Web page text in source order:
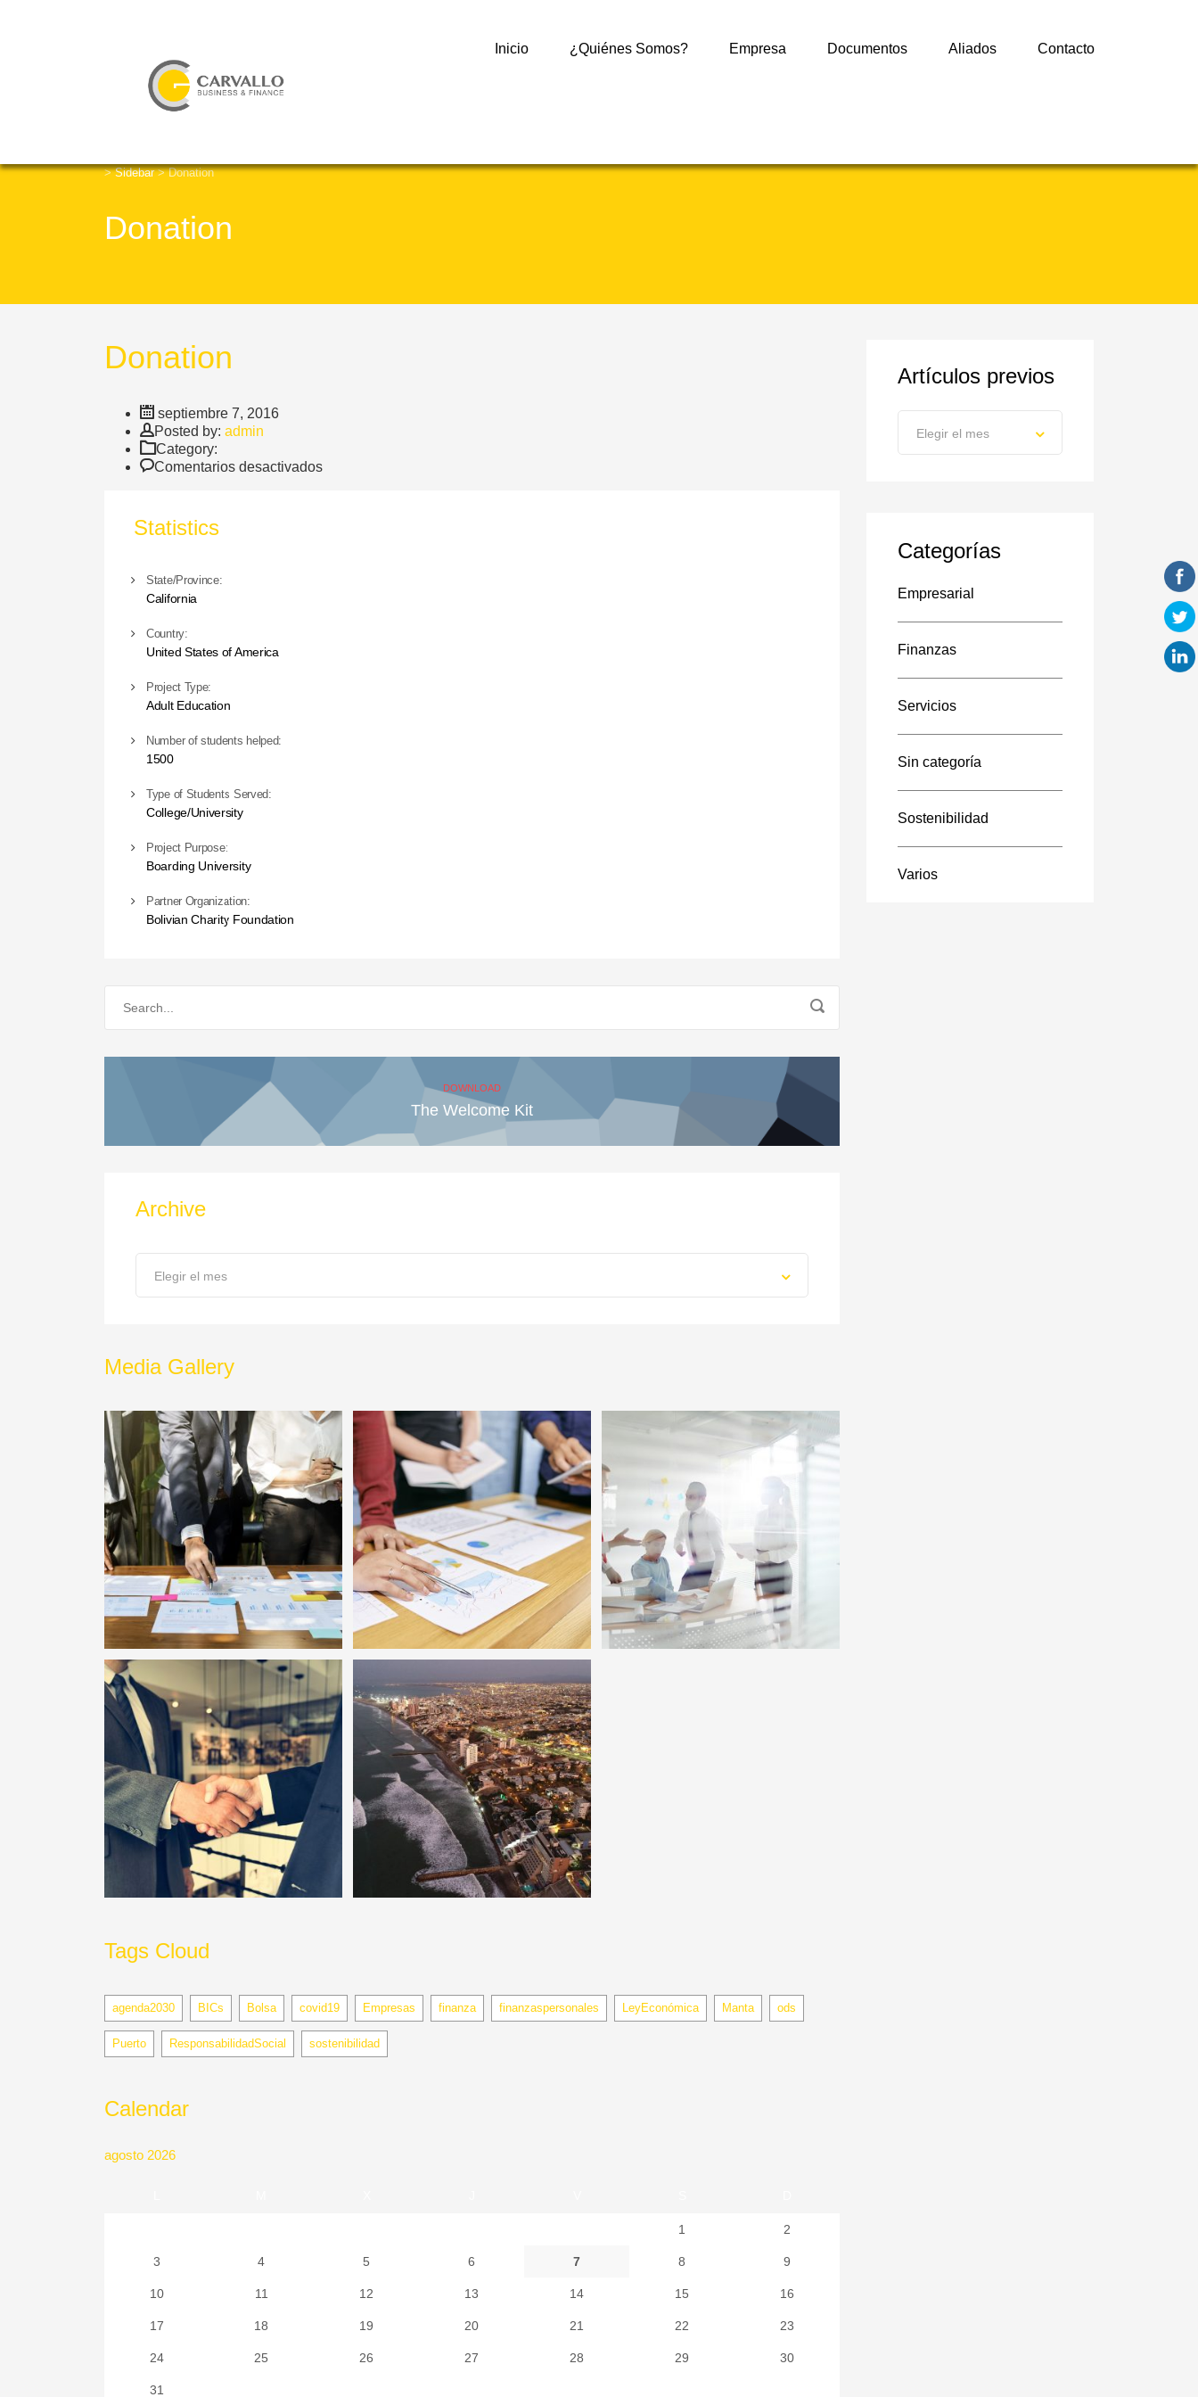
Inicio ¿Quiénes Somos? Empresa Documentos Aliados Contacto
>Sidebar>Donation
Donation
Donation
septiembre 7, 2016
Posted by: Author
admin
Category:
Comentarios desactivadosen
Statistics
State/Province:
California
Country:
United States of America
Project Type:
Adult Education
Number of students helped:
1500
Type of Students Served:
College/University
Project Purpose:
Boarding University
Partner Organization:
Bolivian Charity Foundation
DOWNLOAD
The Welcome Kit
Archive
Elegir el mes
Media Gallery
Tags Cloud
agenda2030 BICs Bolsa covid19 Empresas finanza finanzaspersonales LeyEconómica Manta ods
Puerto ResponsabilidadSocial sostenibilidad
Calendar
agosto 2026
1 2
3 4 5 6 7 8 9
10 11 12 13 14 15 16
17 18 19 20 21 22 23
24 25 26 27 28 29 30
31
Artículos previos
previos
Elegir el mes
Categorías
Empresarial
Finanzas
Servicios
Sin categoría
Sostenibilidad
Varios